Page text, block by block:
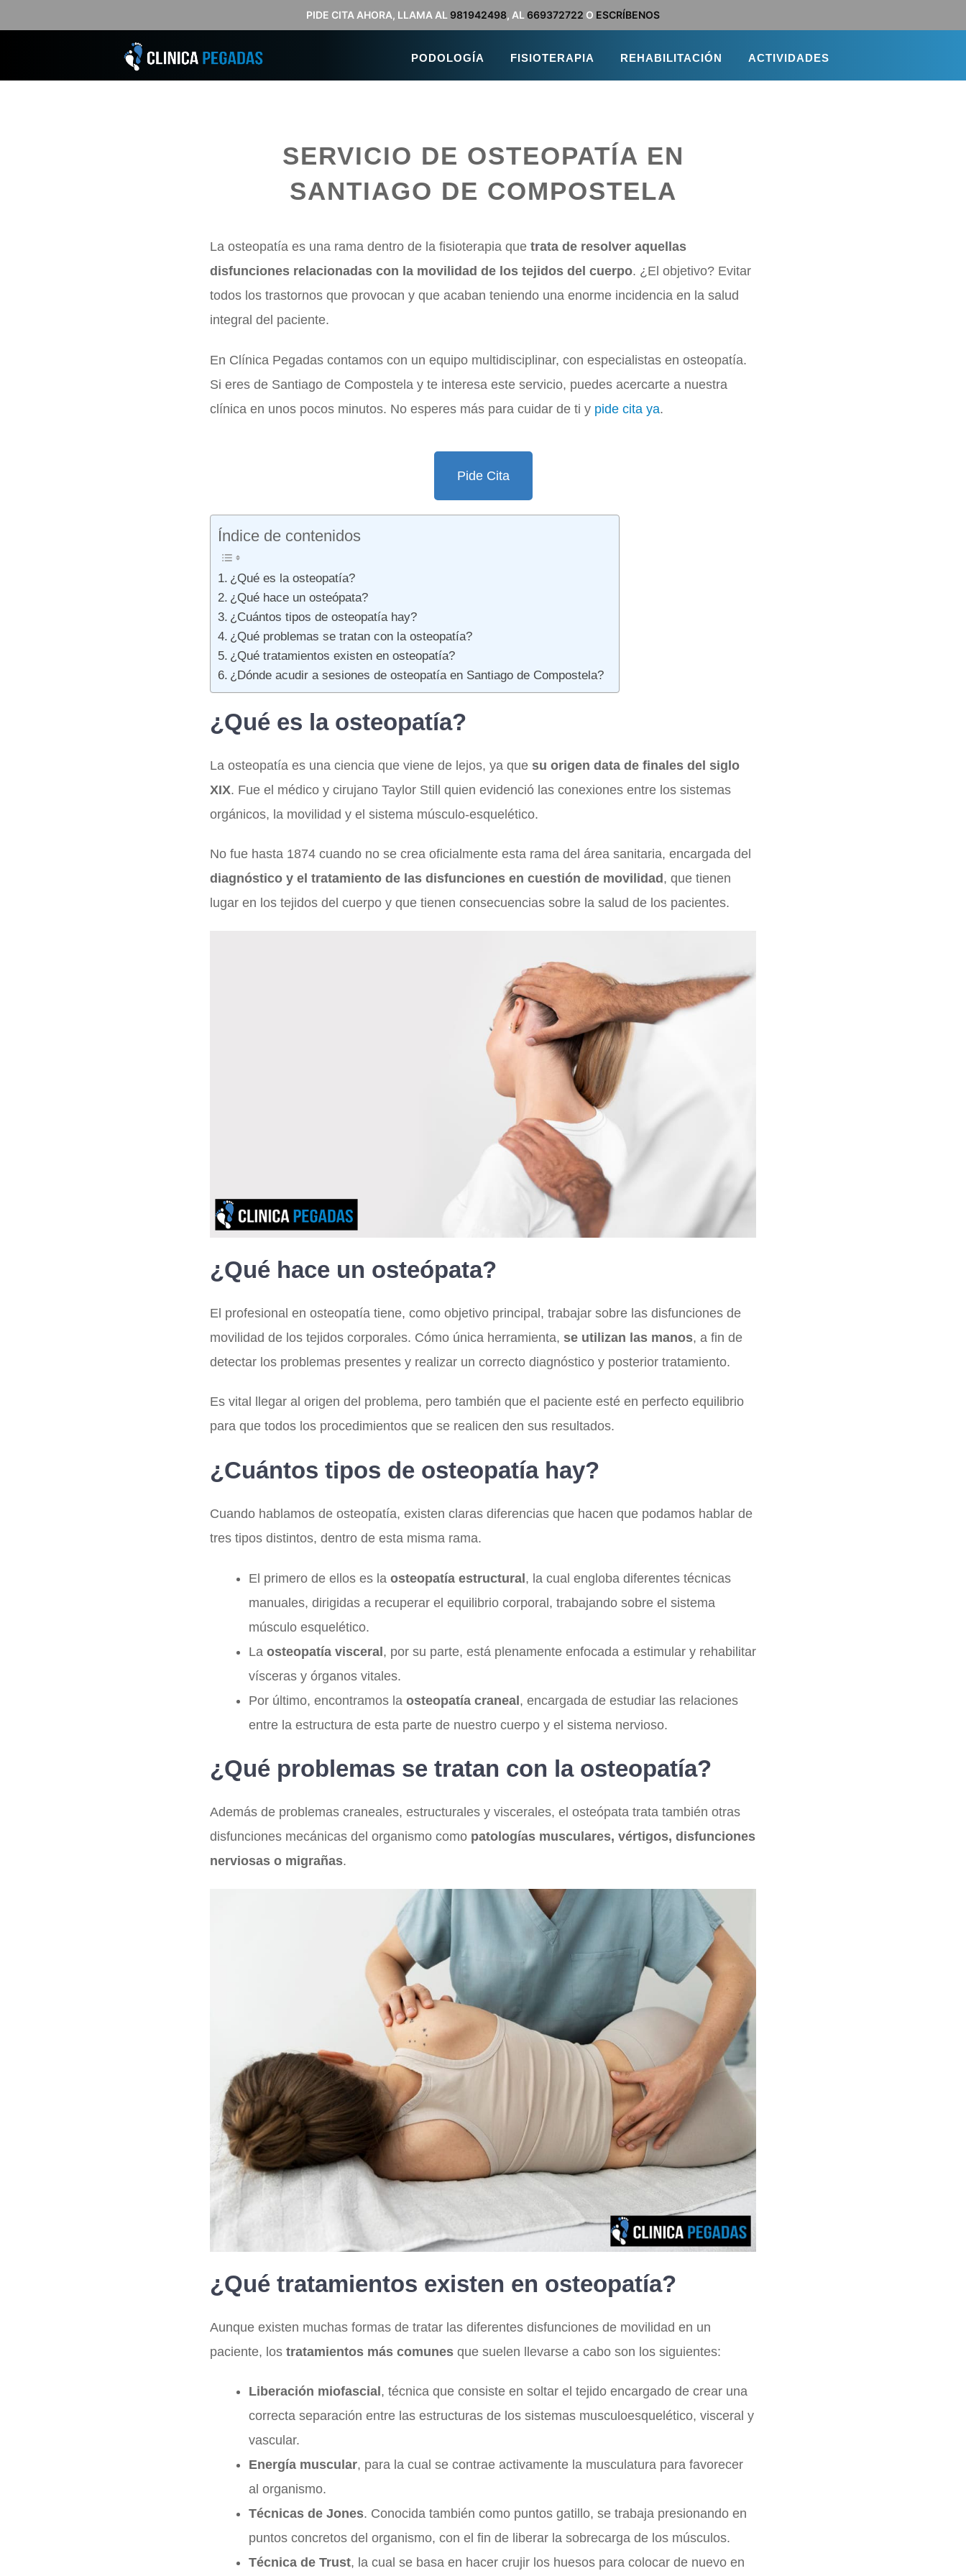
PIDE CITA AHORA, LLAMA AL 981942498, AL 669372722 O ESCRÍBENOS
PODOLOGÍA FISIOTERAPIA REHABILITACIÓN ACTIVIDADES
SERVICIO DE OSTEOPATÍA EN
SANTIAGO DE COMPOSTELA
La osteopatía es una rama dentro de la fisioterapia que trata de resolver aquellas
disfunciones relacionadas con la movilidad de los tejidos del cuerpo. ¿El objetivo? Evitar
todos los trastornos que provocan y que acaban teniendo una enorme incidencia en la salud
integral del paciente.
En Clínica Pegadas contamos con un equipo multidisciplinar, con especialistas en osteopatía.
Si eres de Santiago de Compostela y te interesa este servicio, puedes acercarte a nuestra
clínica en unos pocos minutos. No esperes más para cuidar de ti y pide cita ya.
Pide Cita
Índice de contenidos
¿Qué es la osteopatía?
¿Qué hace un osteópata?
¿Cuántos tipos de osteopatía hay?
¿Qué problemas se tratan con la osteopatía?
¿Qué tratamientos existen en osteopatía?
¿Dónde acudir a sesiones de osteopatía en Santiago de Compostela?
¿Qué es la osteopatía?
La osteopatía es una ciencia que viene de lejos, ya que su origen data de finales del siglo
XIX. Fue el médico y cirujano Taylor Still quien evidenció las conexiones entre los sistemas
orgánicos, la movilidad y el sistema músculo-esquelético.
No fue hasta 1874 cuando no se crea oficialmente esta rama del área sanitaria, encargada del
diagnóstico y el tratamiento de las disfunciones en cuestión de movilidad , que tienen
lugar en los tejidos del cuerpo y que tienen consecuencias sobre la salud de los pacientes.
¿Qué hace un osteópata?
El profesional en osteopatía tiene, como objetivo principal, trabajar sobre las disfunciones de
movilidad de los tejidos corporales. Cómo única herramienta, se utilizan las manos, a fin de
detectar los problemas presentes y realizar un correcto diagnóstico y posterior tratamiento.
Es vital llegar al origen del problema, pero también que el paciente esté en perfecto equilibrio
para que todos los procedimientos que se realicen den sus resultados.
¿Cuántos tipos de osteopatía hay?
Cuando hablamos de osteopatía, existen claras diferencias que hacen que podamos hablar de
tres tipos distintos, dentro de esta misma rama.
El primero de ellos es la osteopatía estructural, la cual engloba diferentes técnicas
manuales, dirigidas a recuperar el equilibrio corporal, trabajando sobre el sistema
músculo esquelético.
La osteopatía visceral, por su parte, está plenamente enfocada a estimular y rehabilitar
vísceras y órganos vitales.
Por último, encontramos la osteopatía craneal, encargada de estudiar las relaciones
entre la estructura de esta parte de nuestro cuerpo y el sistema nervioso.
¿Qué problemas se tratan con la osteopatía?
Además de problemas craneales, estructurales y viscerales, el osteópata trata también otras
disfunciones mecánicas del organismo como patologías musculares, vértigos, disfunciones
nerviosas o migrañas.
¿Qué tratamientos existen en osteopatía?
Aunque existen muchas formas de tratar las diferentes disfunciones de movilidad en un
paciente, los tratamientos más comunes que suelen llevarse a cabo son los siguientes:
Liberación miofascial , técnica que consiste en soltar el tejido encargado de crear una
correcta separación entre las estructuras de los sistemas musculoesquelético, visceral y
vascular.
Energía muscular, para la cual se contrae activamente la musculatura para favorecer
al organismo.
Técnicas de Jones. Conocida también como puntos gatillo, se trabaja presionando en
puntos concretos del organismo, con el fin de liberar la sobrecarga de los músculos.
Técnica de Trust, la cual se basa en hacer crujir los huesos para colocar de nuevo en